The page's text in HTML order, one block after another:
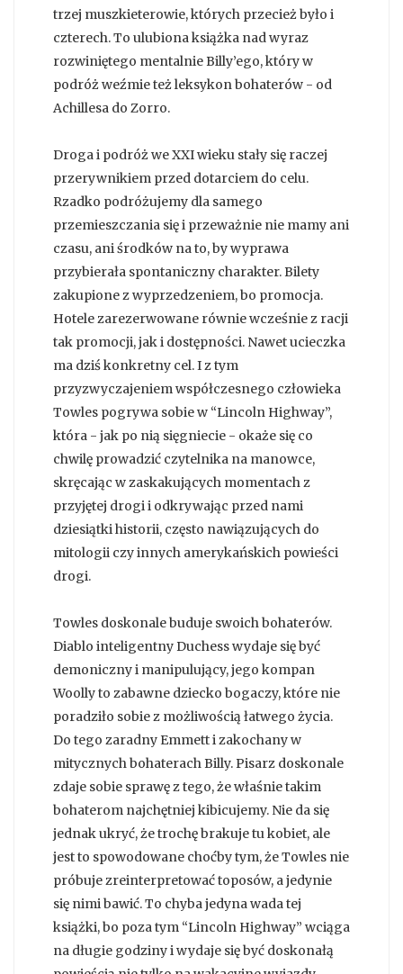
trzej muszkieterowie, których przecież było i
czterech. To ulubiona książka nad wyraz
rozwiniętego mentalnie Billy’ego, który w
podróż weźmie też leksykon bohaterów - od
Achillesa do Zorro.
Droga i podróż we XXI wieku stały się raczej
przerywnikiem przed dotarciem do celu.
Rzadko podróżujemy dla samego
przemieszczania się i przeważnie nie mamy ani
czasu, ani środków na to, by wyprawa
przybierała spontaniczny charakter. Bilety
zakupione z wyprzedzeniem, bo promocja.
Hotele zarezerwowane równie wcześnie z racji
tak promocji, jak i dostępności. Nawet ucieczka
ma dziś konkretny cel. I z tym
przyzwyczajeniem współczesnego człowieka
Towles pogrywa sobie w “Lincoln Highway”,
która - jak po nią sięgniecie - okaże się co
chwilę prowadzić czytelnika na manowce,
skręcając w zaskakujących momentach z
przyjętej drogi i odkrywając przed nami
dziesiątki historii, często nawiązujących do
mitologii czy innych amerykańskich powieści
drogi.
Towles doskonale buduje swoich bohaterów.
Diablo inteligentny Duchess wydaje się być
demoniczny i manipulujący, jego kompan
Woolly to zabawne dziecko bogaczy, które nie
poradziło sobie z możliwością łatwego życia.
Do tego zaradny Emmett i zakochany w
mitycznych bohaterach Billy. Pisarz doskonale
zdaje sobie sprawę z tego, że właśnie takim
bohaterom najchętniej kibicujemy. Nie da się
jednak ukryć, że trochę brakuje tu kobiet, ale
jest to spowodowane choćby tym, że Towles nie
próbuje zreinterpretować toposów, a jedynie
się nimi bawić. To chyba jedyna wada tej
książki, bo poza tym “Lincoln Highway” wciąga
na długie godziny i wydaje się być doskonałą